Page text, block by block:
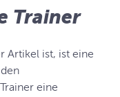
Trainer
Artikel ist, ist eine
eine